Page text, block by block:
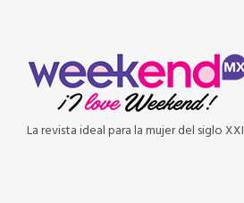
La revista ideal para la mujer del siglo XXI